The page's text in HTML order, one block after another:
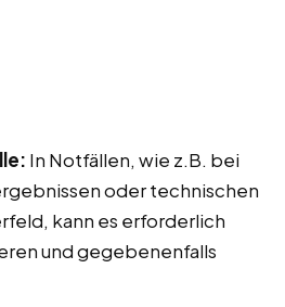
In Notfällen, wie z.B. bei
oder technischen
kann es erforderlich
und gegebenenfalls